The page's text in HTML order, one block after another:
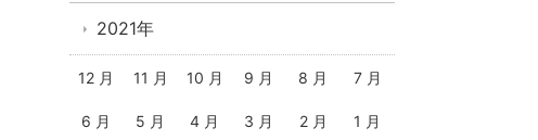
2021年
12 月 11 月 10 月 9 月 8 月 7 月
6 月 5 月 4 月 3 月 2 月 1 月